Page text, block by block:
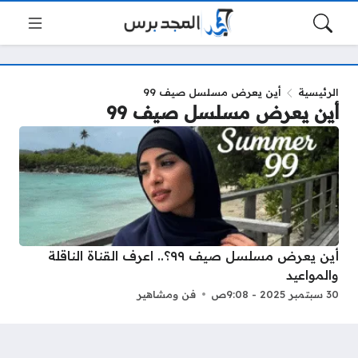
الرئيسية أين يعرض مسلسل صيف 99
أين يعرض مسلسل صيف 99
أين يعرض مسلسل صيف ٩٩؟.. اعرف القناة الناقلة
والمواعيد
30 سبتمبر 2025 - 9:08ص فن ومشاهير